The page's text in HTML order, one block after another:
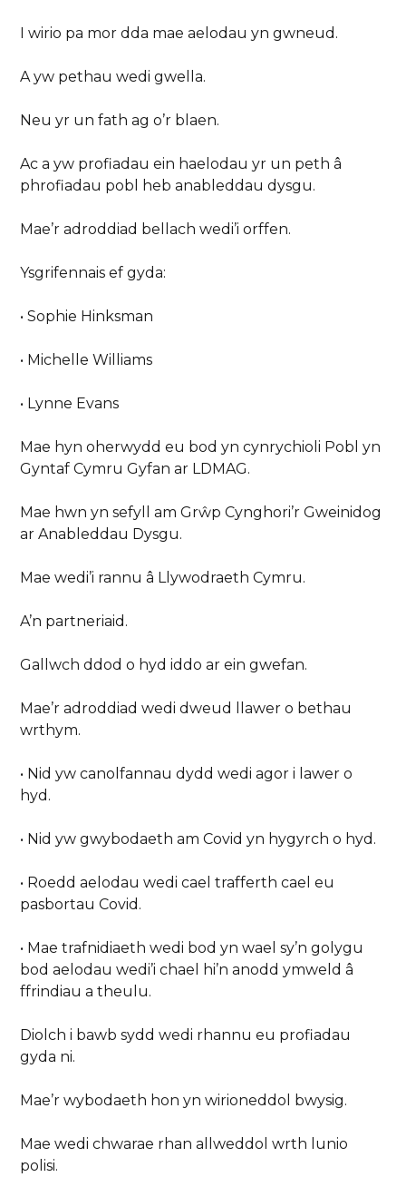
I wirio pa mor dda mae aelodau yn gwneud.
A yw pethau wedi gwella.
Neu yr un fath ag o’r blaen.
Ac a yw profiadau ein haelodau yr un peth â
phrofiadau pobl heb anableddau dysgu.
Mae’r adroddiad bellach wedi’i orffen.
Ysgrifennais ef gyda:
• Sophie Hinksman
• Michelle Williams
• Lynne Evans
Mae hyn oherwydd eu bod yn cynrychioli Pobl yn
Gyntaf Cymru Gyfan ar LDMAG.
Mae hwn yn sefyll am Grŵp Cynghori’r Gweinidog
ar Anableddau Dysgu.
Mae wedi’i rannu â Llywodraeth Cymru.
A’n partneriaid.
Gallwch ddod o hyd iddo ar ein gwefan.
Mae’r adroddiad wedi dweud llawer o bethau
wrthym.
• Nid yw canolfannau dydd wedi agor i lawer o
hyd.
• Nid yw gwybodaeth am Covid yn hygyrch o hyd.
• Roedd aelodau wedi cael trafferth cael eu
pasbortau Covid.
• Mae trafnidiaeth wedi bod yn wael sy’n golygu
bod aelodau wedi’i chael hi’n anodd ymweld â
ffrindiau a theulu.
Diolch i bawb sydd wedi rhannu eu profiadau
gyda ni.
Mae’r wybodaeth hon yn wirioneddol bwysig.
Mae wedi chwarae rhan allweddol wrth lunio
polisi.